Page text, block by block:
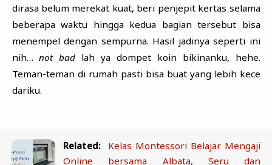
dirasa belum merekat kuat, beri penjepit kertas selama
beberapa waktu hingga kedua bagian tersebut bisa
menempel dengan sempurna. Hasil jadinya seperti ini
nih… not bad lah ya dompet koin bikinanku, hehe.
Teman-teman di rumah pasti bisa buat yang lebih kece
dariku.
Related:
Kelas Montessori Belajar Mengaji
Online bersama Albata, Seru dan